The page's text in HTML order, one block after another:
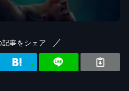
記事をシェア